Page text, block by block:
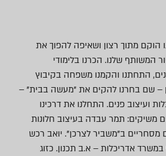
הוקם מתוך רצון ושאיפה להפוך את
המשותף שלנו. הכרנו בלימודי
התחתנו והקמנו משפחה בקיבוץ
– שם בחרנו להקים את "מעשה בבית" –
ועיצוב פנים. התחלנו את דרכינו
משיקים: תמר עבדה בעיצוב חלונות
מסחריים ב"משביר לצרכן". יואב רכש
במשרד אדריכלות – א.ב תכנון. כזוג